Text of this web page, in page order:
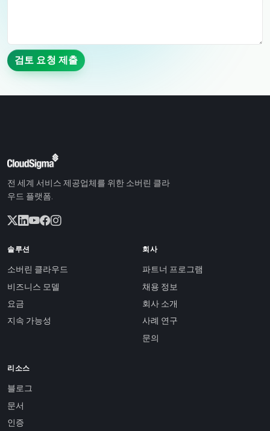
검토 요청 제출
전 세계 서비스 제공업체를 위한 소버린 클라
우드 플랫폼.
솔루션
소버린 클라우드
비즈니스 모델
요금
지속 가능성
회사
파트너 프로그램
채용 정보
회사 소개
사례 연구
문의
리소스
블로그
문서
인증